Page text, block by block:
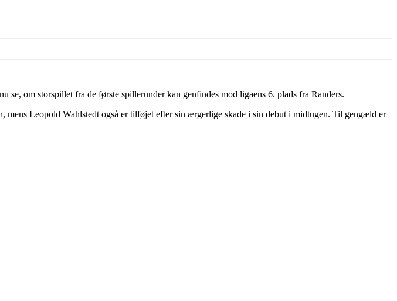
om storspillet fra de første spillerunder kan genfindes mod ligaens 6. plads fra Randers.
Leopold Wahlstedt også er tilføjet efter sin ærgerlige skade i sin debut i midtugen. Til gengæld er